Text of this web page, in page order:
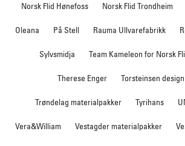
Norsk Flid Hønefoss Norsk Flid Trondheim
Oleana På Stell Rauma Ullvarefabrikk
Sylvsmidja Team Kameleon for Norsk
Therese Enger Torsteinsen design
Trøndelag materialpakker Tyrihans
Vera&William Vestagder materialpakker